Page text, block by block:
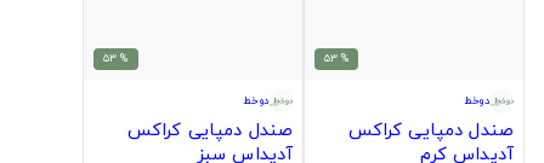
% 53
دوخط
صندل دمپایی کراکس
آدیداس کرم
% 53
دوخط
صندل دمپایی کراکس
آدیداس سبز